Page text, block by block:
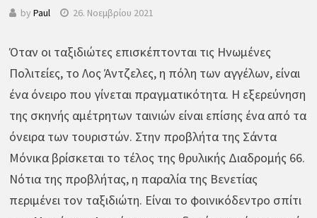
by Paul 26. Νοεμβρίου 2021
Όταν οι ταξιδιώτες επισκέπτονται τις Ηνωμένες
Πολιτείες, το Λος Άντζελες, η πόλη των αγγέλων, είναι
ένα όνειρο που γίνεται πραγματικότητα. Η εξερεύνηση
της σκηνής αμέτρητων ταινιών είναι επίσης ένα από τα
όνειρα των τουριστών. Στην προβλήτα της Σάντα
Μόνικα βρίσκεται το τέλος της θρυλικής Διαδρομής 66.
Νότια της προβλήτας, η παραλία της Βενετίας
περιμένει τον ταξιδιώτη. Είναι το φοινικόδεντρο σπίτι